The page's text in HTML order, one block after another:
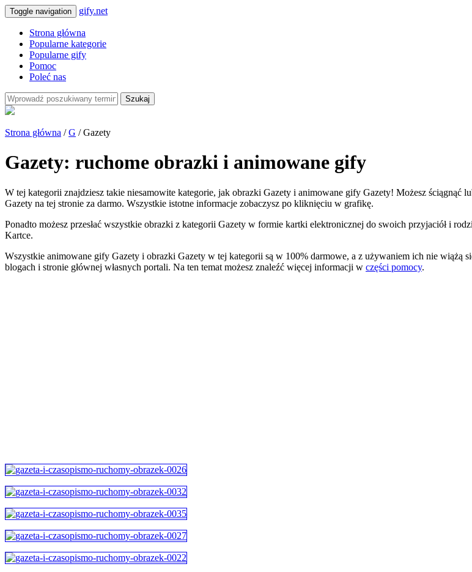
Toggle navigation gify.net
Strona główna
Popularne kategorie
Popularne gify
Pomoc
Poleć nas
Szukaj
Strona główna /G / Gazety
Gazety: ruchome obrazki i animowane gify
W tej kategorii znajdziesz takie niesamowite kategorie, jak obrazki Gazety i animowane gify Gazety! Możesz
Gazety na tej stronie za darmo. Wszystkie istotne informacje zobaczysz po kliknięciu w grafikę.
Ponadto możesz przesłać wszystkie obrazki z kategorii Gazety w formie kartki elektronicznej do swoich przyjaciół i
Kartce.
Wszystkie animowane gify Gazety i obrazki Gazety w tej kategorii są w 100% darmowe, a z używaniem ich nie wiążą
blogach i stronie głównej własnych portali. Na ten temat możesz znaleźć więcej informacji w części pomocy.